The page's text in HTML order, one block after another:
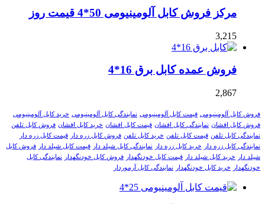
مرکز فروش کابل آلومینیومی 50*4 قیمت روز
3,215
فروش عمده کابل برق 16*4
2,867
فروش کابل آلومینیومی قیمت کابل آلومینیومی نمایندگی کابل آلومینیومی خرید کابل آلومینیومی
فروش کابل افشان نمایندگی کابل افشان قیمت کابل افشان خرید کابل افشان فروش کابل تلفن
نمایندگی کابل تلفن قیمت کابل تلفن خرید کابل تلفن فروش کابل زره دار
قیمت کابل زره دار
نمایندگی کابل زره دار
خرید کابل زره دار نمایندگی کابل شیلد دار قیمت کابل شیلد دار
فروش کابل
شیلد دار
خرید کابل شیلد دار قیمت کابل خودنگهدار فروش کابل خودنگهدار
نمایندگی کابل
خودنگهدار
خرید کابل خودنگهدار نمایندگی کابل آرموردار